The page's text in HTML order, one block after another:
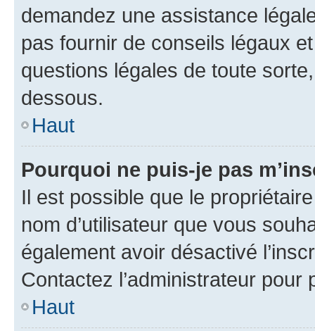
demandez une assistance
pas fournir de conseils légaux
questions légales de toute
dessous.
Haut
Pourquoi ne puis-je pas
Il est possible que le
nom d’utilisateur que vous
également avoir désactivé
Contactez l’administrateur
Haut